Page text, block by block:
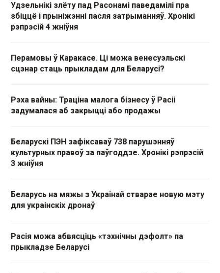
Удзельнікі злёту пад Расонамі паведамілі пра
збіццё і прыніжэнні пасля затрыманняў. Хронікі
рэпрэсій 4 жніўня
Перамовы ў Каракасе. Ці можа венесуэльскі
сцэнар стаць прыкладам для Беларусі?
Рэха вайны: Траціна малога бізнесу ў Расіі
задумалася аб закрыцці або продажы
Беларускі ПЭН зафіксаваў 738 парушэнняў
культурных правоў за паўгоддзе. Хронікі рэпрэсій
3 жніўня
Беларусь на мяжы з Украінай стварае новую мэту
для украінскіх дронаў
Расія можа абвясціць «тэхнічны дэфолт» па
прыкладзе Беларусі